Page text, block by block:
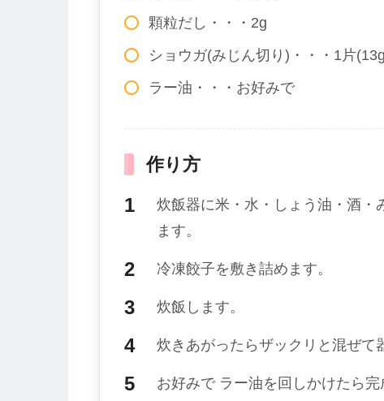
顆粒だし・・・2g
ショウガ(みじん切り)・・・1片
ラー油・・・お好みで
作り方
炊飯器に米・水・しょう油・酒・
ます。
冷凍餃子を敷き詰めます。
炊飯します。
炊きあがったらザックリと混ぜて
お好みで ラー油を回しかけたら完